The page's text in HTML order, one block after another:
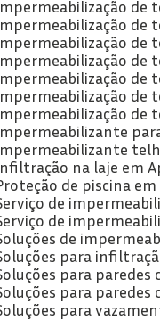
Impermeabilização de
Impermeabilização de
Impermeabilização de
Impermeabilização
Impermeabilização de
Impermeabilização de
Impermeabilização de
Impermeabilizante
Impermeabilizante
Infiltração na laje em
Proteção de piscina
Serviço de
Serviço de
Soluções de
Soluções para
Soluções para
Soluções para
Soluções para